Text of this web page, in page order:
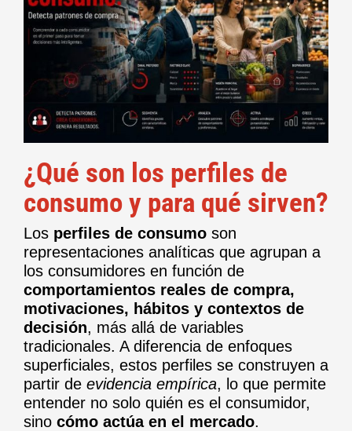
¿Qué son los perfiles de
consumo y para qué sirven?
Los perfiles de consumoson
representaciones analíticas que agrupan a
los consumidores en función de
comportamientos reales de compra,
motivaciones, hábitos y contextos de
decisión, más allá de variables
tradicionales. A diferencia de enfoques
superficiales, estos perfiles se construyen a
partir de evidencia empírica, lo que permite
entender no solo quién es el consumidor,
sino cómo actúa en el mercado.